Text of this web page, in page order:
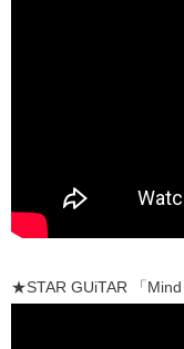
★STAR GUiTAR 「